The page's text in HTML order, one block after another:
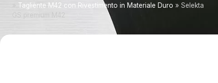
» Tagliente M42 con Rivestimento in Materiale Duro » Selekta
GS premium M42